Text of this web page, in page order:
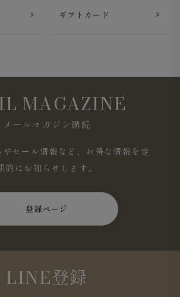
た、涼しげなルックス
左右非対称の忍びポケットを搭載。収納
膨らまずラインを崩さない。副資材にま
ギフトカード
MAGAZINE
メールマガジン購読
セール情報など、お得な情報を定
的にお知らせします。
登録ページ
LINE登録